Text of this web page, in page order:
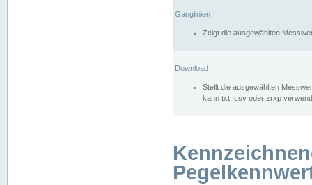
Ganglinien
Zeigt die ausgewählten
Download
Stellt die ausgewählten
kann txt, csv oder zrxp